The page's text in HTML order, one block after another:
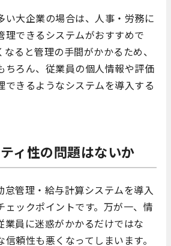
い大企業の場合は、人事・労務に
理できるシステムがおすすめで
ると管理の手間がかかるため、
ちろん、従業員の個人情報や評価
できるようなシステムを導入する
ィ性の問題はないか
怠管理・給与計算システムを導入
ェックポイントです。万が一、情
業員に迷惑がかかるだけではな
頼性も悪くなってしまいます。